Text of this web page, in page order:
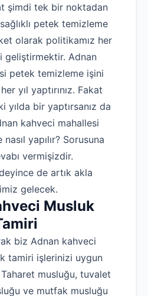
şimdi tek bir noktadan
petek temizleme
olarak politikamız her
geliştirmektir. Adnan
petek temizleme işini
yıl yaptırınız. Fakat
yılda bir yaptırsanız da
kahveci mahallesi
yapılır? Sorusuna
vermişizdir.
de artık akla
gelecek.
Musluk
biz Adnan kahveci
tamiri işlerinizi uygun
musluğu, tuvalet
ve mutfak musluğu